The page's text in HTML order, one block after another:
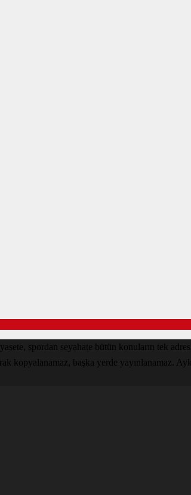
spordan seyahate bütün konuların tek
kopyalanamaz, başka yerde yayınlanamaz.